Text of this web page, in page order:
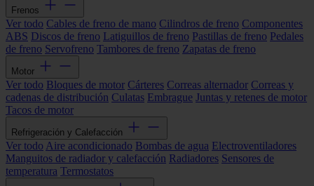
Frenos
Ver todo Cables de freno de mano Cilindros de freno Componentes
ABS Discos de freno Latiguillos de freno Pastillas de freno Pedales
de freno Servofreno Tambores de freno Zapatas de freno
Motor
Ver todo Bloques de motor Cárteres Correas alternador Correas y
cadenas de distribución Culatas Embrague Juntas y retenes de motor
Tacos de motor
Refrigeración y Calefacción
Ver todo Aire acondicionado Bombas de agua Electroventiladores
Manguitos de radiador y calefacción Radiadores Sensores de
temperatura Termostatos